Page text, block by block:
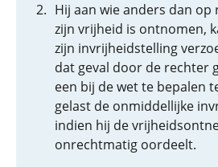
Hij aan wie anders dan op
zijn vrijheid is ontnomen,
zijn invrijheidstelling
dat geval door de rechter
een bij de wet te bepalen
gelast de onmiddellijke
indien hij de
onrechtmatig oordeelt.